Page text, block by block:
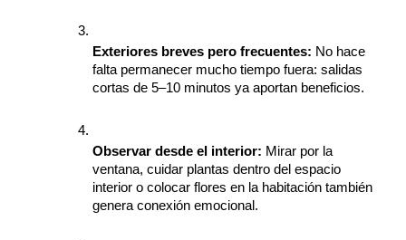
Exteriores breves pero frecuentes: No hace
falta permanecer mucho tiempo fuera: salidas
cortas de 5–10 minutos ya aportan beneficios.
Observar desde el interior: Mirar por la
ventana, cuidar plantas dentro del espacio
interior o colocar flores en la habitación también
genera conexión emocional.